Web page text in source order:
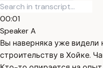
00:01
Speaker A
Вы наверняка уже видели
строительству в Хойке.